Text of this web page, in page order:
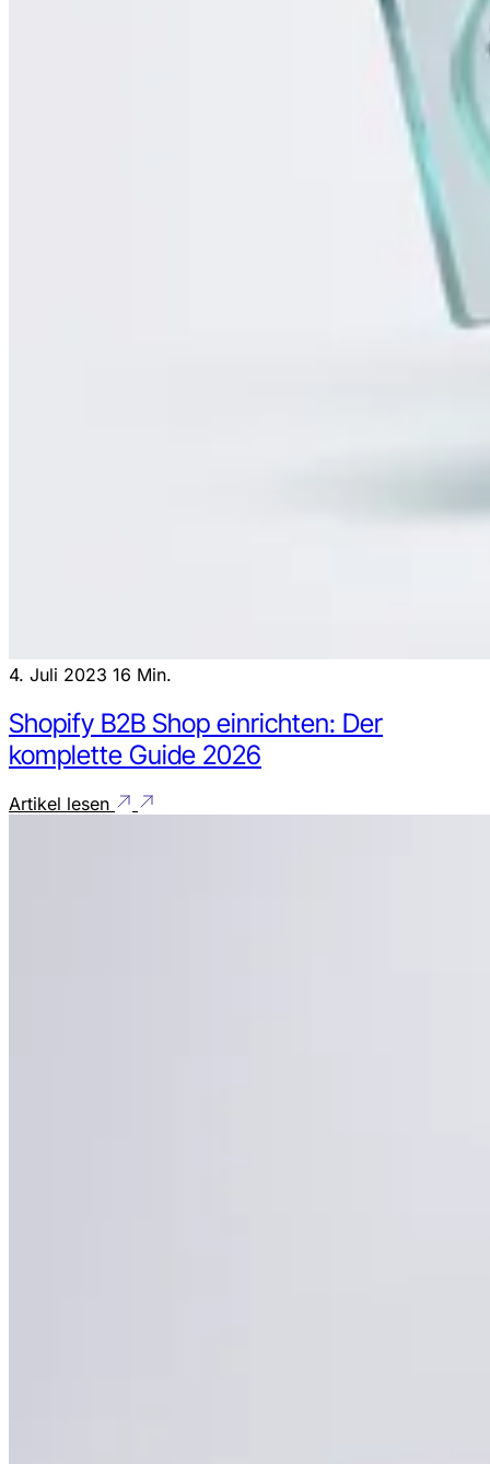
4. Juli 2023 16 Min.
Shopify B2B Shop einrichten: Der
komplette Guide 2026
Artikel lesen